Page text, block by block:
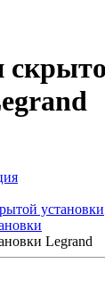
установки
Legrand